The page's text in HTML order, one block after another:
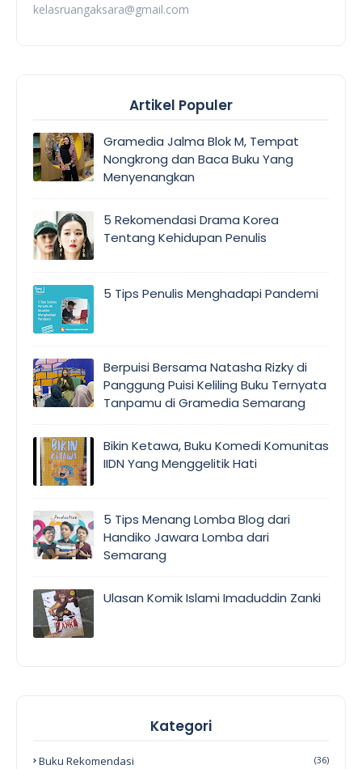
kelasruangaksara@gmail.com
Artikel Populer
Gramedia Jalma Blok M, Tempat
Nongkrong dan Baca Buku Yang
Menyenangkan
5 Rekomendasi Drama Korea
Tentang Kehidupan Penulis
5 Tips Penulis Menghadapi Pandemi
Berpuisi Bersama Natasha Rizky di
Panggung Puisi Keliling Buku Ternyata
Tanpamu di Gramedia Semarang
Bikin Ketawa, Buku Komedi Komunitas
IIDN Yang Menggelitik Hati
5 Tips Menang Lomba Blog dari
Handiko Jawara Lomba dari
Semarang
Ulasan Komik Islami Imaduddin Zanki
Kategori
Buku Rekomendasi (36)